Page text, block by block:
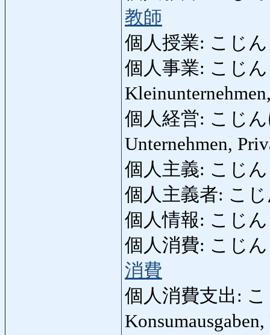
教師
個人授業: こじ
個人事業: こじ
個人経営: こじん
Unternehmen,
個人主義: こじ
個人主義者: こ
個人情報: こじ
個人消費: こじん
消費
個人消費支出: